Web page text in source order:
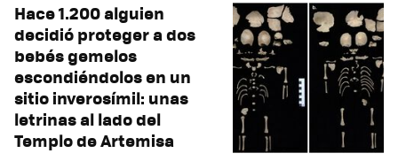
Hace 1.200 alguien
decidió proteger a dos
bebés gemelos
escondiéndolos en un
sitio inverosímil: unas
letrinas al lado del
Templo de Artemisa